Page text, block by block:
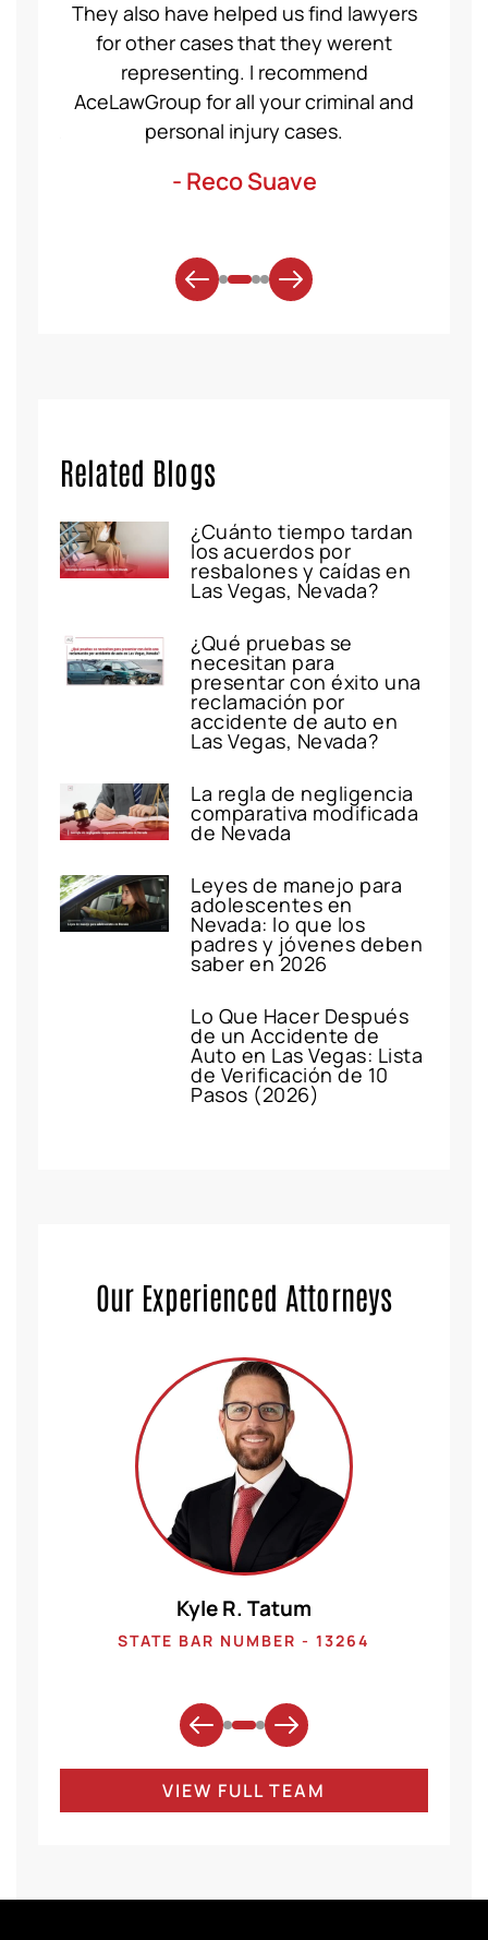
They also have helped us find lawyers
for other cases that they werent
representing. I recommend
AceLawGroup for all your criminal and
personal injury cases.
- Reco Suave
Related Blogs
¿Cuánto tiempo tardan
los acuerdos por
resbalones y caídas en
Las Vegas, Nevada?
¿Qué pruebas se
necesitan para
presentar con éxito una
reclamación por
accidente de auto en
Las Vegas, Nevada?
La regla de negligencia
comparativa modificada
de Nevada
Leyes de manejo para
adolescentes en
Nevada: lo que los
padres y jóvenes deben
saber en 2026
Lo Que Hacer Después
de un Accidente de
Auto en Las Vegas: Lista
de Verificación de 10
Pasos (2026)
Our Experienced Attorneys
Kyle R. Tatum
STATE BAR NUMBER - 13264
VIEW FULL TEAM